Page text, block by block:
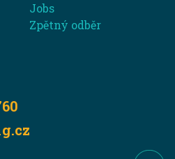
Jobs
Zpětný odběr